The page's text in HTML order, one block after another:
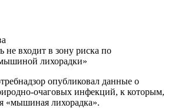
опубликовал данные о
очаговых инфекций, к которым,
«мышиная лихорадка».